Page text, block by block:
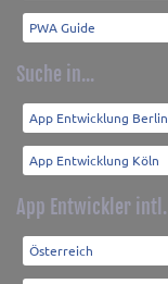
PWA Guide
Suche in...
App Entwicklung Berlin
App Entwicklung Köln
App Entwickler intl.
Österreich